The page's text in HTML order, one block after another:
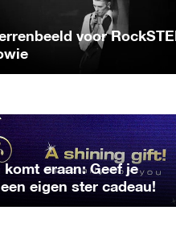
voor
komt eraan: Geef je
eigen ster cadeau!